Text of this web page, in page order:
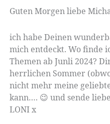
Guten Morgen liebe
ich habe Deinen
mich entdeckt. Wo finde
Themen ab Junli 2024?
herrlichen Sommer
nicht mehr meine
kann…. 😉 und sende
LONI x